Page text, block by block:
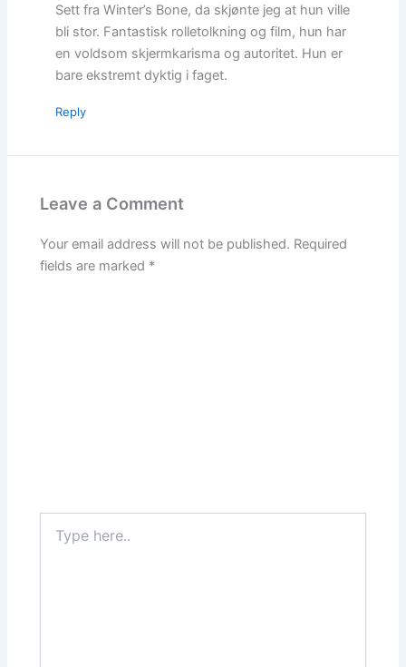
Sett fra Winter’s Bone, da skjønte jeg at hun ville
bli stor. Fantastisk rolletolkning og film, hun har
en voldsom skjermkarisma og autoritet. Hun er
bare ekstremt dyktig i faget.
Reply
Leave a Comment
Your email address will not be published. Required
fields are marked *
here..